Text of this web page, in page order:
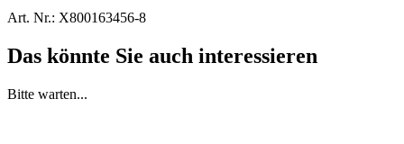
Art. Nr.: X800163456-8
Das könnte Sie auch interessieren
Bitte warten...